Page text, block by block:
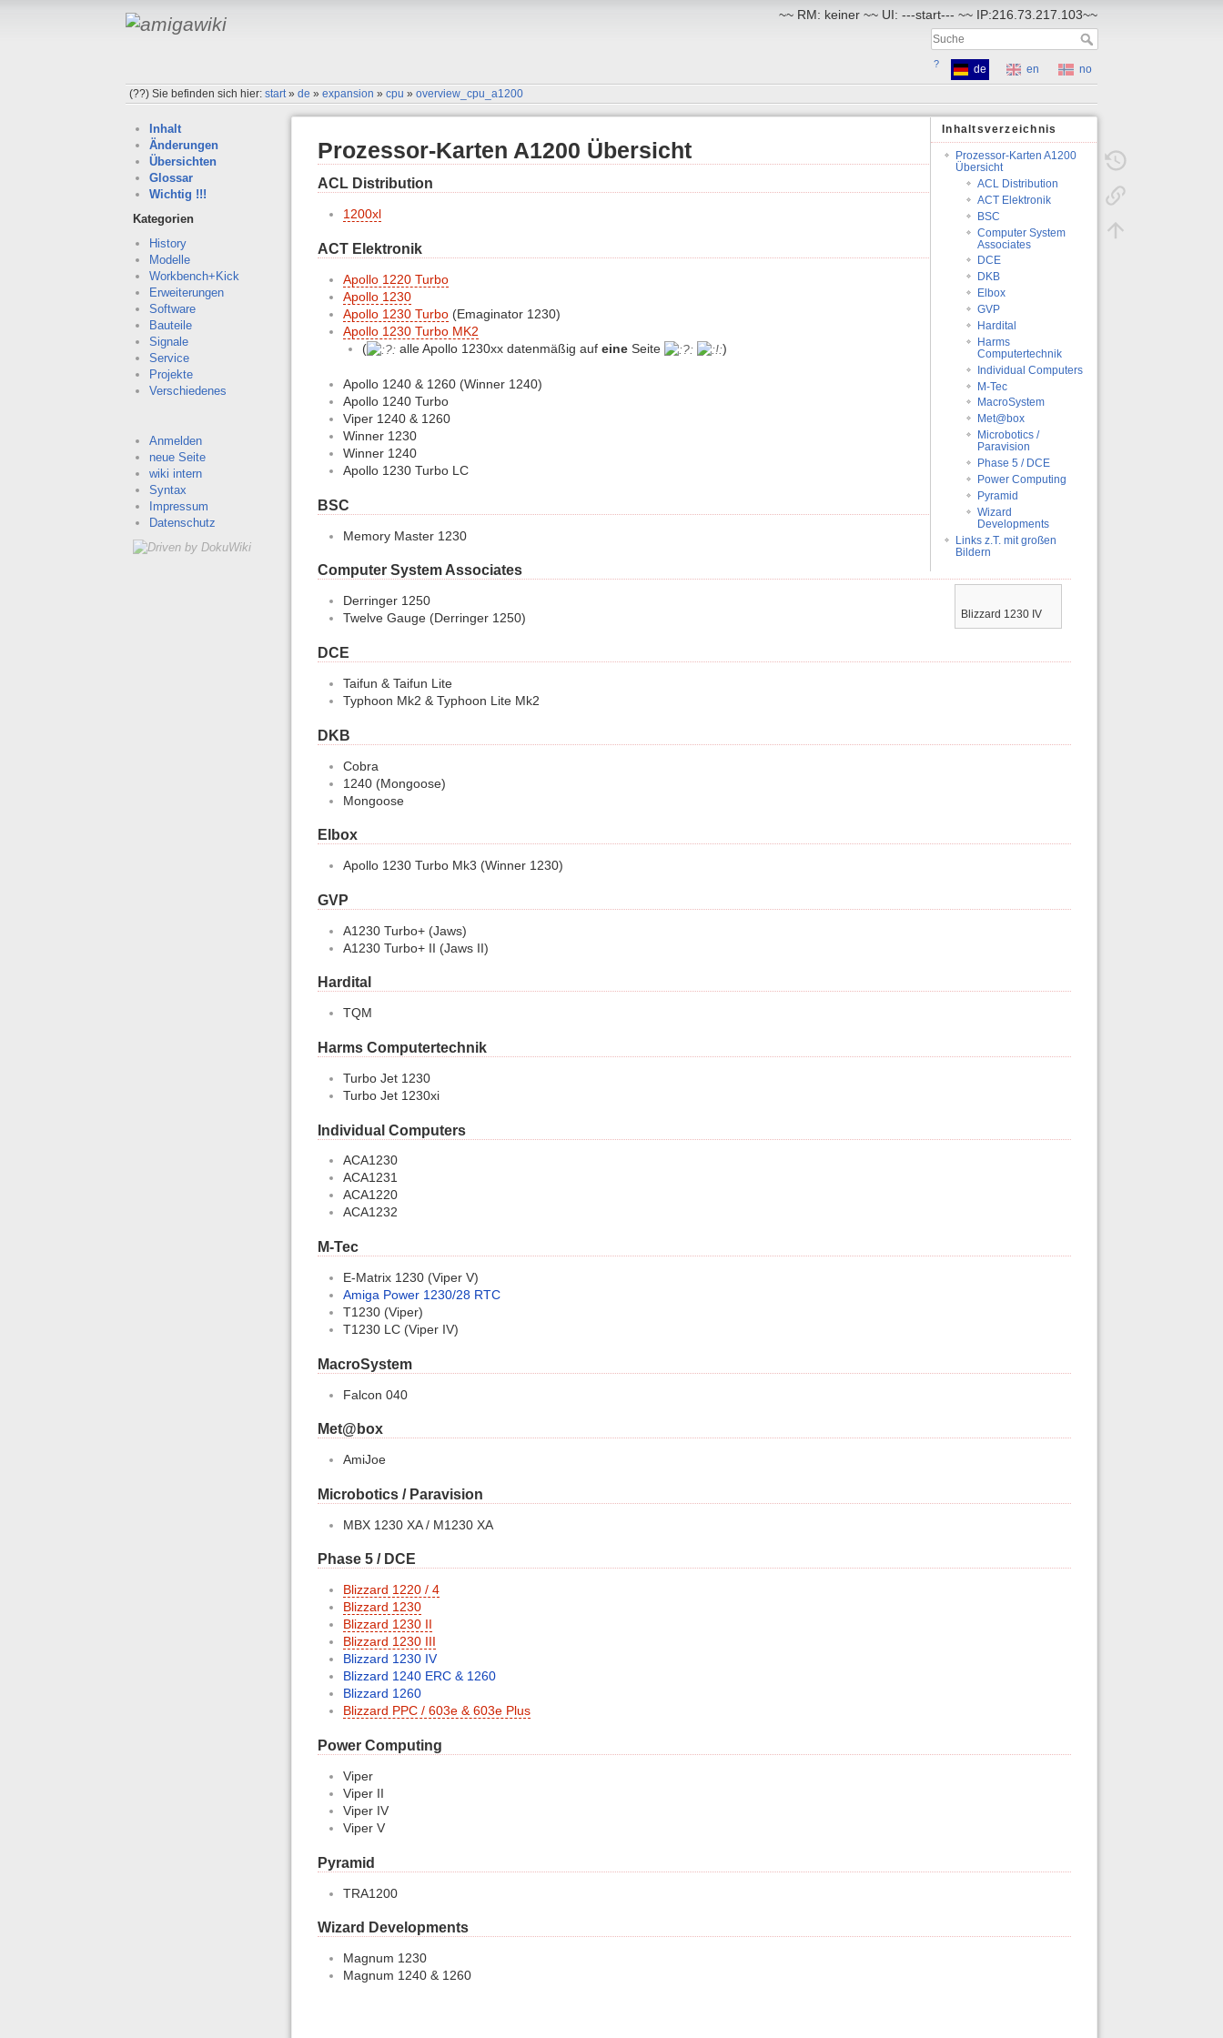
~~ RM: keiner ~~ UI: ---start--- ~~ IP:216.73.217.103~~
? de en
no
(??)Sie befinden sich hier:start»de »expansion »cpu »overview_cpu_a1200
Inhalt
Änderungen
Übersichten
Glossar
Wichtig !!!
Kategorien
History
Modelle
Workbench+Kick
Erweiterungen
Software
Bauteile
Signale
Service
Projekte
Verschiedenes
Anmelden
neue Seite
wiki intern
Syntax
Impressum
Datenschutz
Inhaltsverzeichnis
Prozessor-Karten A1200
Übersicht
ACL Distribution
ACT Elektronik
BSC
Computer System
Associates
DCE
DKB
Elbox
GVP
Hardital
Harms
Computertechnik
Individual Computers
M-Tec
MacroSystem
Met@box
Microbotics /
Paravision
Phase 5 / DCE
Power Computing
Pyramid
Wizard
Developments
Links z.T. mit großen
Bildern
Prozessor-Karten A1200 Übersicht
Blizzard 1230 IV
ACL Distribution
1200xl
ACT Elektronik
Apollo 1220 Turbo
Apollo 1230
Apollo 1230 Turbo (Emaginator 1230)
Apollo 1230 Turbo MK2
(
alle Apollo 1230xx datenmäßig auf eine Seite )
Apollo 1240 & 1260 (Winner 1240)
Apollo 1240 Turbo
Viper 1240 & 1260
Winner 1230
Winner 1240
Apollo 1230 Turbo LC
BSC
Memory Master 1230
Computer System Associates
Derringer 1250
Twelve Gauge (Derringer 1250)
DCE
Taifun & Taifun Lite
Typhoon Mk2 & Typhoon Lite Mk2
DKB
Cobra
1240 (Mongoose)
Mongoose
Elbox
Apollo 1230 Turbo Mk3 (Winner 1230)
GVP
A1230 Turbo+ (Jaws)
A1230 Turbo+ II (Jaws II)
Hardital
TQM
Harms Computertechnik
Turbo Jet 1230
Turbo Jet 1230xi
Individual Computers
ACA1230
ACA1231
ACA1220
ACA1232
M-Tec
E-Matrix 1230 (Viper V)
Amiga Power 1230/28 RTC
T1230 (Viper)
T1230 LC (Viper IV)
MacroSystem
Falcon 040
Met@box
AmiJoe
Microbotics / Paravision
MBX 1230 XA / M1230 XA
Phase 5 / DCE
Blizzard 1220 / 4
Blizzard 1230
Blizzard 1230 II
Blizzard 1230 III
Blizzard 1230 IV
Blizzard 1240 ERC & 1260
Blizzard 1260
Blizzard PPC / 603e & 603e Plus
Power Computing
Viper
Viper II
Viper IV
Viper V
Pyramid
TRA1200
Wizard Developments
Magnum 1230
Magnum 1240 & 1260